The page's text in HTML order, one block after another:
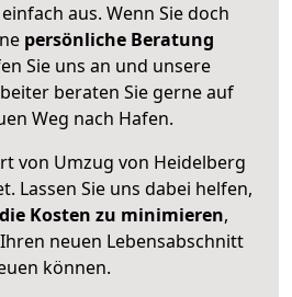
aus. Wenn Sie doch
persönliche Beratung
Sie uns an und unsere
beraten Sie gerne auf
Weg nach Hafen.
von Umzug von Heidelberg
Lassen Sie uns dabei helfen,
Kosten zu minimieren,
neuen Lebensabschnitt
können.